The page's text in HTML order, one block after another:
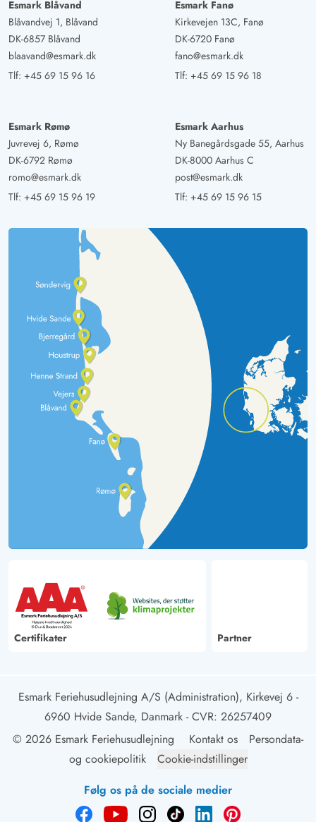
Esmark Blåvand
Blåvandvej 1, Blåvand
DK-6857 Blåvand
blaavand@esmark.dk
Tlf: +45 69 15 96 16
Esmark Fanø
Kirkevejen 13C, Fanø
DK-6720 Fanø
fano@esmark.dk
Tlf: +45 69 15 96 18
Esmark Rømø
Juvrevej 6, Rømø
DK-6792 Rømø
romo@esmark.dk
Tlf: +45 69 15 96 19
Esmark Aarhus
Ny Banegårdsgade 55, Aarhus
DK-8000 Aarhus C
post@esmark.dk
Tlf: +45 69 15 96 15
Certifikater Partner
Esmark Feriehusudlejning A/S (Administration), Kirkevej 6 -
6960 Hvide Sande, Danmark - CVR: 26257409
© 2026 Esmark Feriehusudlejning
Kontakt os
Persondata-
og cookiepolitik
Cookie-indstillinger
Følg os på de sociale medier